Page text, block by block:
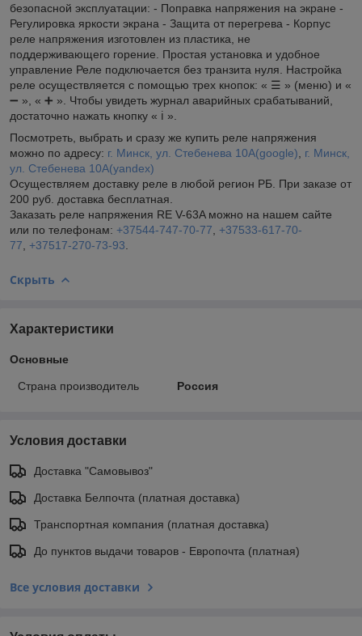
безопасной эксплуатации: - Поправка напряжения на экране -
Регулировка яркости экрана - Защита от перегрева - Корпус
реле напряжения изготовлен из пластика, не
поддерживающего горение. Простая установка и удобное
управление Реле подключается без транзита нуля. Настройка
реле осуществляется с помощью трех кнопок: « ☰ » (меню) и «
➖ », « ➕ ». Чтобы увидеть журнал аварийных срабатываний,
достаточно нажать кнопку « ℹ️ ».
Посмотреть, выбрать и сразу же купить реле напряжения
можно по адресу: г. Минск, ул. Стебенева 10А(google)
г. Минск,
ул. Стебенева 10А(yandex)
Осуществляем доставку реле в любой регион РБ. При заказе от
200 руб. доставка бесплатная.
Заказать реле напряжения RE V-63A можно на нашем сайте
или по телефонам: +37544-747-70-77 +37533-617-70-
77 +37517-270-73-93
Скрыть
Характеристики
Основные
Страна производитель Россия
Условия доставки
Доставка "Самовывоз"
Доставка Белпочта (платная доставка)
Транспортная компания (платная доставка)
До пунктов выдачи товаров - Европочта (платная)
Все условия доставки